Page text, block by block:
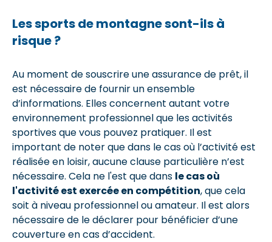
Les sports de montagne sont-ils à
risque ?
Au moment de souscrire une assurance de prêt, il
est nécessaire de fournir un ensemble
d’informations. Elles concernent autant votre
environnement professionnel que les activités
sportives que vous pouvez pratiquer. Il est
important de noter que dans le cas où l’activité est
réalisée en loisir, aucune clause particulière n’est
nécessaire. Cela ne l'est que dans le cas où
l'activité est exercée en compétition, que cela
soit à niveau professionnel ou amateur. Il est alors
nécessaire de le déclarer pour bénéficier d’une
couverture en cas d’accident.